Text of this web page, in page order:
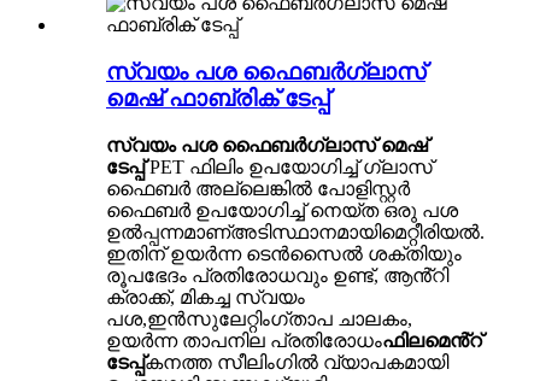
സ്വയം പശ ഫൈബർഗ്ലാസ്
മെഷ് ഫാബ്രിക് ടേപ്പ്
സ്വയം പശ ഫൈബർഗ്ലാസ് മെഷ്
ടേപ്പ് PET ഫിലിം ഉപയോഗിച്ച് ഗ്ലാസ്
ഫൈബർ അല്ലെങ്കിൽ പോളിസ്റ്റർ
ഫൈബർ ഉപയോഗിച്ച് നെയ്ത ഒരു പശ
ഉൽപ്പന്നമാണ്അടിസ്ഥാനമായിമെറ്റീരിയൽ.
ഇതിന് ഉയർന്ന ടെൻസൈൽ ശക്തിയും
രൂപഭേദം പ്രതിരോധവും ഉണ്ട്, ആൻ്റി
ക്രാക്ക്, മികച്ച സ്വയം
പശ,ഇൻസുലേറ്റിംഗ്താപ ചാലകം,
ഉയർന്ന താപനില പ്രതിരോധംഫിലമെൻ്റ്
ടേപ്പ്കനത്ത സീലിംഗിൽ വ്യാപകമായി